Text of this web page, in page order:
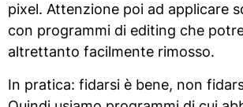
pixel. Attenzione poi ad applicare
con programmi di editing che
altrettanto facilmente rimosso.
In pratica: fidarsi è bene, non